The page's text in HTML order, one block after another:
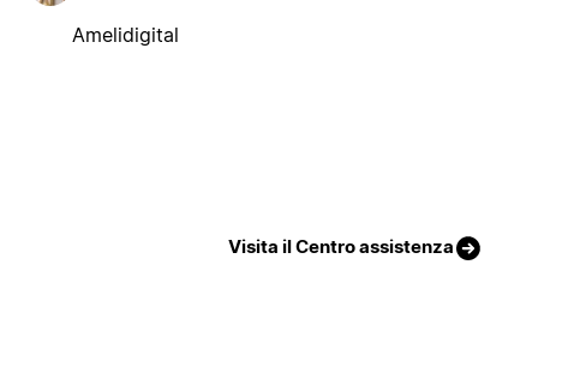
Amelidigital
Visita il Centro assistenza